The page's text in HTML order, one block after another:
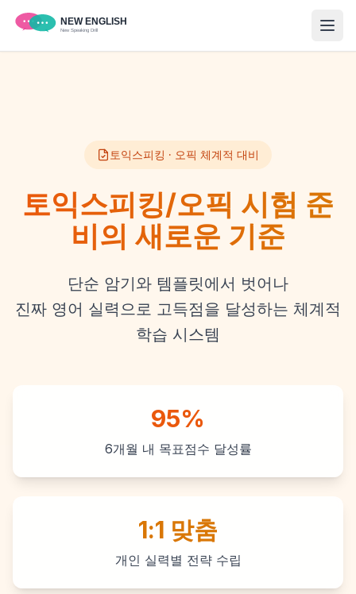
토익스피킹 · 오픽 체계적 대비
토익스피킹/오픽 시험 준
비의 새로운 기준
단순 암기와 템플릿에서 벗어나
진짜 영어 실력으로 고득점을 달성하는 체계적
학습 시스템
95%
6개월 내 목표점수 달성률
1:1 맞춤
개인 실력별 전략 수립